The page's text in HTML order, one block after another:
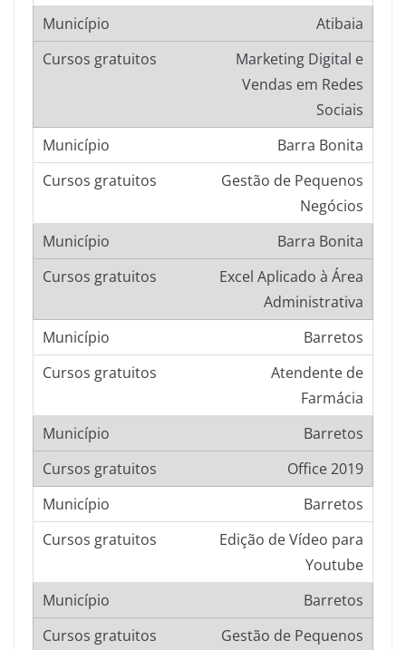
Atibaia
Marketing Digital e
Vendas em Redes
Sociais
Barra Bonita
Gestão de Pequenos
Negócios
Barra Bonita
Excel Aplicado à Área
Administrativa
Barretos
Atendente de
Farmácia
Barretos
Office 2019
Barretos
Edição de Vídeo para
Youtube
Barretos
Gestão de Pequenos